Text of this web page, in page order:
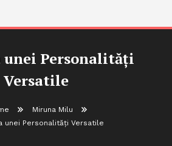
unei Personalități
Versatile
Miruna Milu
unei Personalități Versatile